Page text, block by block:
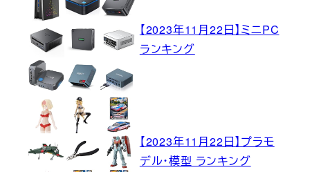
【2023年11月22日】ミニPC
ランキング
【2023年11月22日】プラモ
デル・模型 ランキング